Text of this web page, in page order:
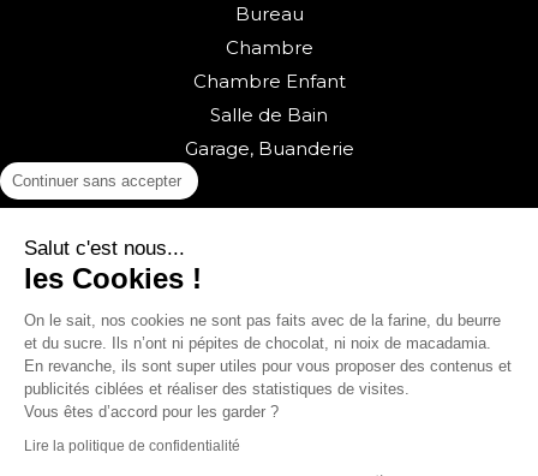
Continuer sans accepter
Salut c'est nous...
les Cookies !
On le sait, nos cookies ne sont pas faits avec de la farine, du beurre
et du sucre. Ils n’ont ni pépites de chocolat, ni noix de macadamia.
En revanche, ils sont super utiles pour vous proposer des contenus et
publicités ciblées et réaliser des statistiques de visites.
Vous êtes d’accord pour les garder ?
Lire la politique de confidentialité
Bureau
Chambre
Chambre Enfant
Salle de Bain
Garage, Buanderie
Retour vers la boutique
© sweeek 2026
English(Anglais